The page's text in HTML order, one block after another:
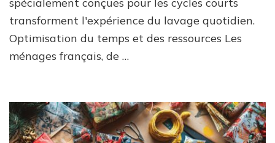
transforment l'expérience du lavage quotidien.
Optimisation du temps et des ressources Les
ménages français, de …